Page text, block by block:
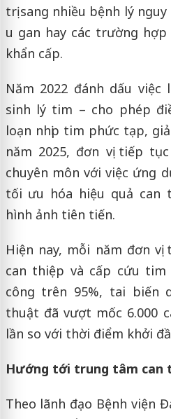
trị sang nhiều bệnh lý
u gan hay các trường
khẩn cấp.
Năm 2022 đánh dấu
sinh lý tim – cho phép
loạn nhịp tim phức tạp,
năm 2025, đơn vị tiếp
chuyên môn với việc ứng
tối ưu hóa hiệu quả can
hình ảnh tiên tiến.
Hiện nay, mỗi năm đơn vị
can thiệp và cấp cứu
công trên 95%, tai biến
thuật đã vượt mốc 6.000
lần so với thời điểm khởi
Hướng tới trung tâm can
Theo lãnh đạo Bệnh viện